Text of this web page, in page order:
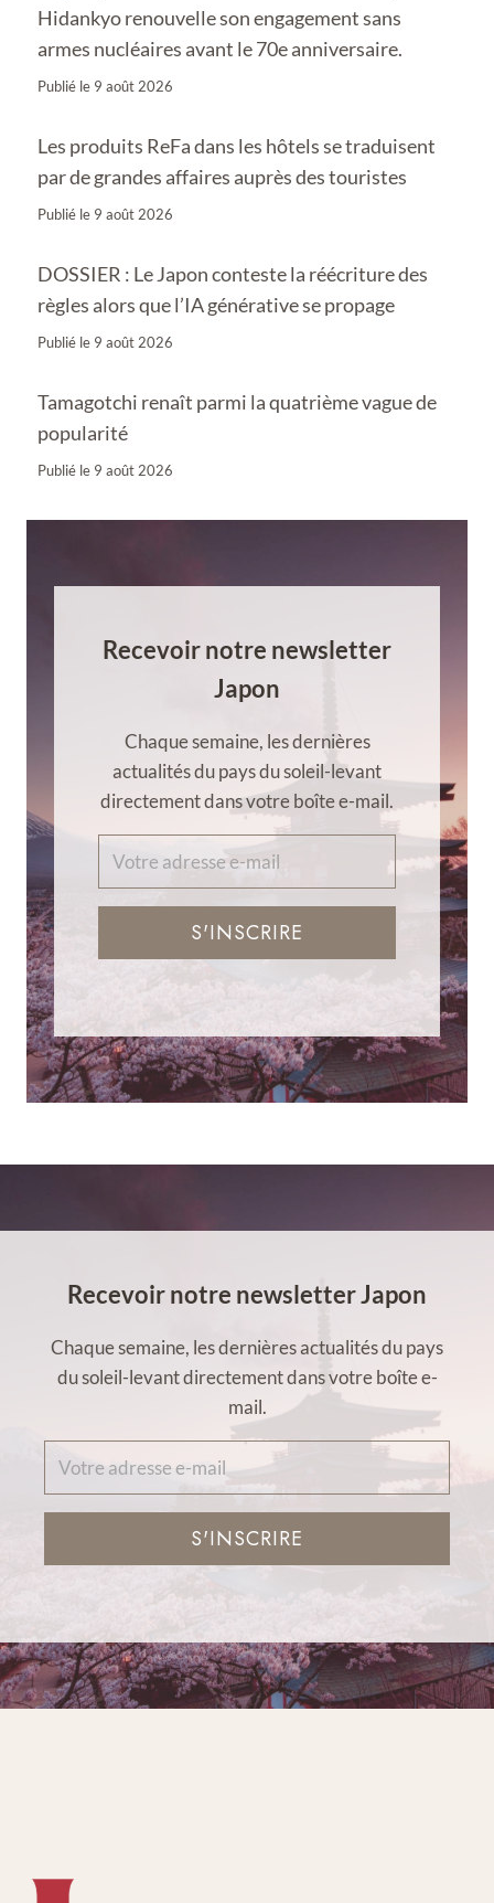
Hidankyo renouvelle son engagement sans
armes nucléaires avant le 70e anniversaire.
Publié le 9 août 2026
Les produits ReFa dans les hôtels se traduisent
par de grandes affaires auprès des touristes
Publié le 9 août 2026
DOSSIER : Le Japon conteste la réécriture des
règles alors que l’IA générative se propage
Publié le 9 août 2026
Tamagotchi renaît parmi la quatrième vague de
popularité
Publié le 9 août 2026
Recevoir notre newsletter
Japon
Chaque semaine, les dernières
actualités du pays du soleil-levant
directement dans votre boîte e-mail.
S'INSCRIRE
Recevoir notre newsletter Japon
Chaque semaine, les dernières actualités du pays
du soleil-levant directement dans votre boîte e-
mail.
S'INSCRIRE